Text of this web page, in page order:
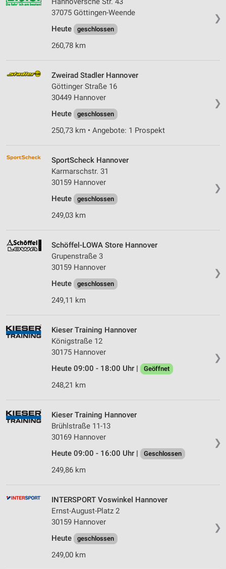
❯
37075 Göttingen-Weende
Heute
geschlossen
260,78 km
❯
Zweirad Stadler Hannover
Göttinger Straße 16
30449 Hannover
Heute
geschlossen
250,73 km • Angebote: 1 Prospekt
❯
SportScheck Hannover
Karmarschstr. 31
30159 Hannover
Heute
geschlossen
249,03 km
❯
Schöffel-LOWA Store Hannover
Grupenstraße 3
30159 Hannover
Heute
geschlossen
249,11 km
❯
Kieser Training Hannover
Königstraße 12
30175 Hannover
Heute 09:00 - 18:00 Uhr |
Geöffnet
248,21 km
❯
Kieser Training Hannover
Brühlstraße 11-13
30169 Hannover
Heute 09:00 - 16:00 Uhr |
Geschlossen
249,86 km
❯
INTERSPORT Voswinkel Hannover
Ernst-August-Platz 2
30159 Hannover
Heute
geschlossen
249,00 km